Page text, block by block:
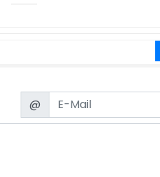
Email
@